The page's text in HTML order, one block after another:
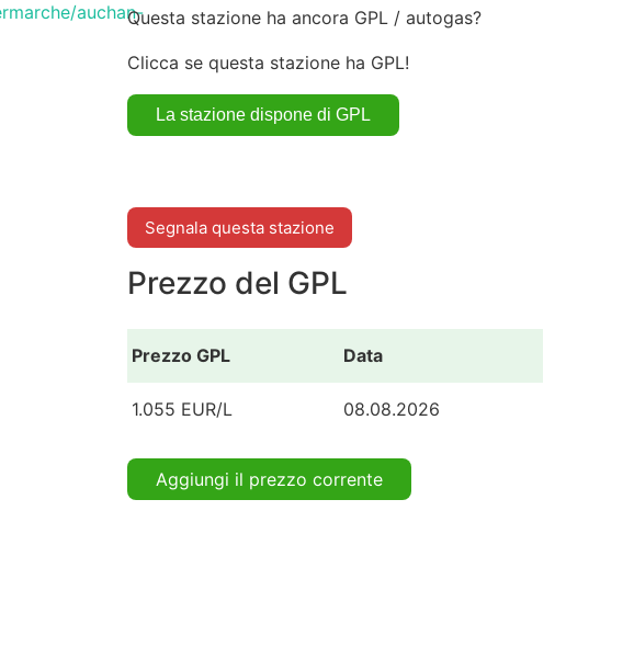
auchan-Questa stazione ha ancora GPL / autogas?
Clicca se questa stazione ha GPL!
Segnala questa stazione
Prezzo del GPL
Prezzo GPL Data
1.055 EUR/L 08.08.2026
Aggiungi il prezzo corrente